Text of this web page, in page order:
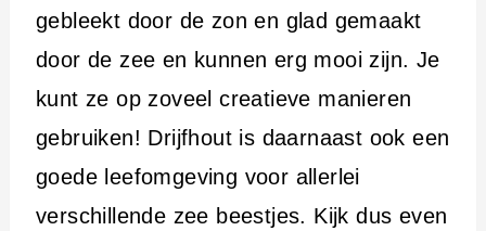
gebleekt door de zon en glad gemaakt
door de zee en kunnen erg mooi zijn. Je
kunt ze op zoveel creatieve manieren
gebruiken! Drijfhout is daarnaast ook een
goede leefomgeving voor allerlei
verschillende zee beestjes. Kijk dus even